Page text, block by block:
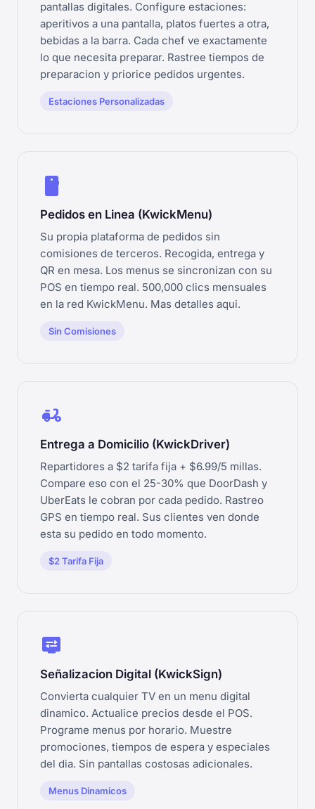
pantallas digitales. Configure estaciones:
aperitivos a una pantalla, platos fuertes a otra,
bebidas a la barra. Cada chef ve exactamente
lo que necesita preparar. Rastree tiempos de
preparacion y priorice pedidos urgentes.
Estaciones Personalizadas
smartphone
Pedidos en Linea (KwickMenu)
Su propia plataforma de pedidos sin
comisiones de terceros. Recogida, entrega y
QR en mesa. Los menus se sincronizan con su
POS en tiempo real. 500,000 clics mensuales
en la red KwickMenu. Mas detalles aqui.
Sin Comisiones
delivery_dining
Entrega a Domicilio (KwickDriver)
Repartidores a $2 tarifa fija + $6.99/5 millas.
Compare eso con el 25-30% que DoorDash y
UberEats le cobran por cada pedido. Rastreo
GPS en tiempo real. Sus clientes ven donde
esta su pedido en todo momento.
$2 Tarifa Fija
display_settings
Señalizacion Digital (KwickSign)
Convierta cualquier TV en un menu digital
dinamico. Actualice precios desde el POS.
Programe menus por horario. Muestre
promociones, tiempos de espera y especiales
del dia. Sin pantallas costosas adicionales.
Menus Dinamicos